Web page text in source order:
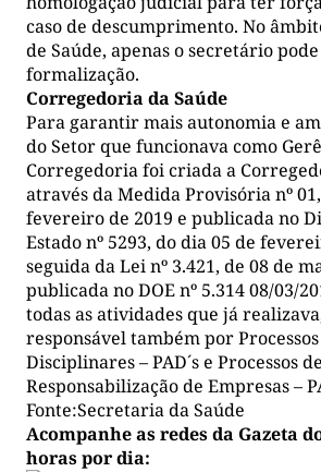
caso de descumprimento. No
de Saúde, apenas o secretário
formalização.
Corregedoria da Saúde
Para garantir mais autonomia e
do Setor que funcionava como
Corregedoria foi criada a
através da Medida Provisória nº
fevereiro de 2019 e publicada no
Estado nº 5293, do dia 05 de
seguida da Lei nº 3.421, de 08 de
publicada no DOE nº 5.314 08/03/
todas as atividades que já
responsável também por
Disciplinares – PAD´s e Processos de
Responsabilização de Empresas –
Fonte:Secretaria da Saúde
Acompanhe as redes da Gazeta
horas por dia: